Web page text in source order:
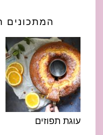
המתכונים
עוגת תפוזים